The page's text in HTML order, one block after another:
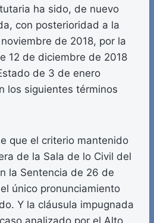
ha sido, de nuevo
con posterioridad a la
de 2018, por la
12 de diciembre de 2018
de 3 de enero
los siguientes términos
que el criterio mantenido
de la Sala de lo Civil del
la Sentencia de 26 de
único pronunciamiento
Y la cláusula impugnada